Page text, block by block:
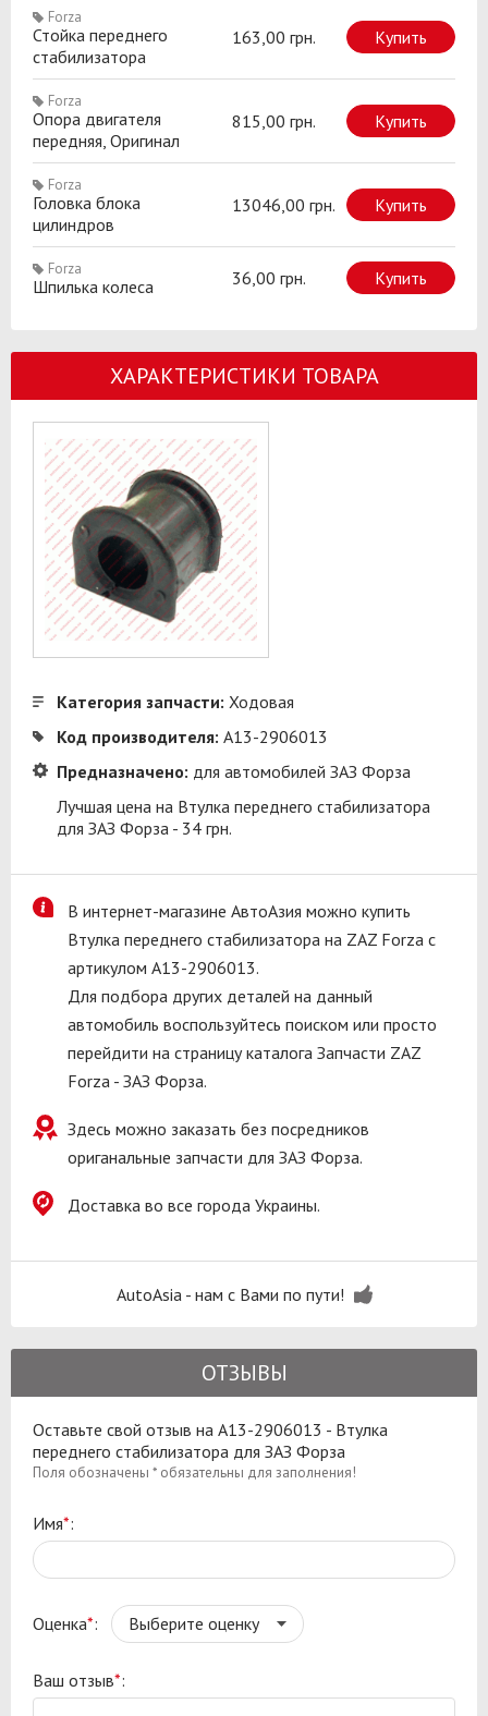
Forza
Стойка переднего
стабилизатора
163,00 грн. Купить
Forza
Опора двигателя
передняя, Оригинал
815,00 грн. Купить
Forza
Головка блока
цилиндров
13046,00 грн. Купить
Forza
Шпилька колеса 36,00 грн. Купить
ХАРАКТЕРИСТИКИ ТОВАРА
Категория запчасти: Ходовая
Код производителя: A13-2906013
Предназначено: для автомобилей ЗАЗ Форза
Лучшая цена на Втулка переднего стабилизатора
для ЗАЗ Форза - 34 грн.
В интернет-магазине АвтоАзия можно купить
Втулка переднего стабилизатора на ZAZ Forza с
артикулом A13-2906013.
Для подбора других деталей на данный
автомобиль воспользуйтесь поиском или просто
перейдити на страницу каталога Запчасти ZAZ
Forza - ЗАЗ Форза.
Здесь можно заказать без посредников
ориганальные запчасти для ЗАЗ Форза.
Доставка во все города Украины.
AutoAsia - нам с Вами по пути!
ОТЗЫВЫ
Оставьте свой отзыв на A13-2906013 - Втулка
переднего стабилизатора для ЗАЗ Форза
Поля обозначены * обязательны для заполнения!
Имя*:
Оценка*:
Ваш отзыв*: